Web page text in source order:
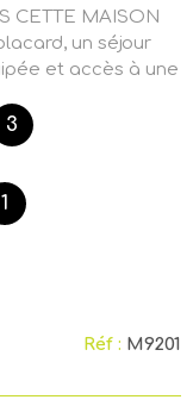
CETTE MAISON
un séjour
et accès à une
coin bureau,
et placard
Le tout sur
collectif et
3
1
Réf : M9201